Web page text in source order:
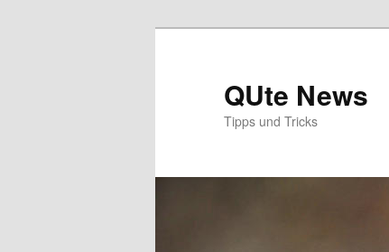
QUte News
Tipps und Tricks